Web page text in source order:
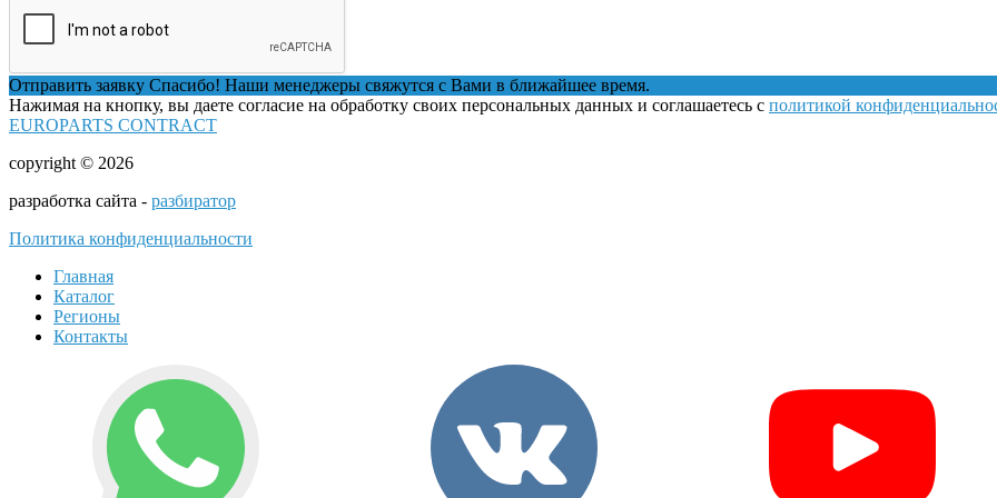
Отправить заявку Спасибо! Наши менеджеры свяжутся с Вами в ближайшее время.
Нажимая на кнопку, вы даете согласие на обработку своих персональных данных и соглашаетесь с политикой
EUROPARTS CONTRACT
copyright © 2026
разработка сайта - разбиратор
Политика конфиденциальности
Главная
Каталог
Регионы
Контакты